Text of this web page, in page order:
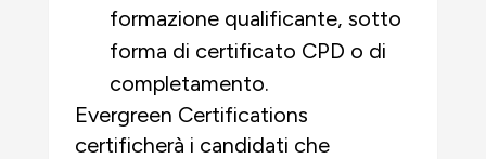
formazione qualificante, sotto
forma di certificato CPD o di
completamento.
Evergreen Certifications
certificherà i candidati che